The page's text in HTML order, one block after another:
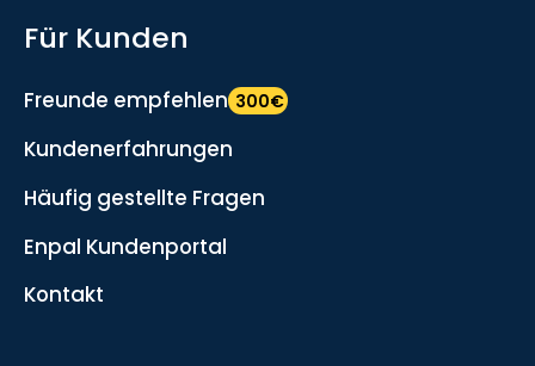
Für Kunden
Freunde empfehlen 300€
Kundenerfahrungen
Häufig gestellte Fragen
Enpal Kundenportal
Kontakt